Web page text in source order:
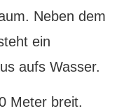
Neben dem
ein
aufs Wasser.
Meter breit.